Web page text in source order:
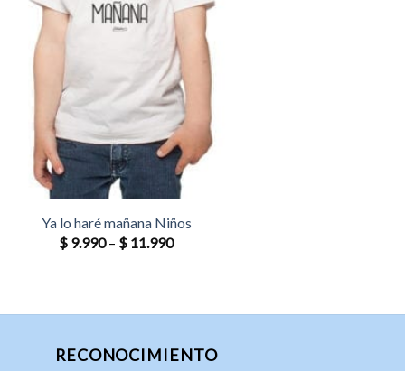
Ya lo haré mañana Niños
$ 9.990– $ 11.990
RECONOCIMIENTO